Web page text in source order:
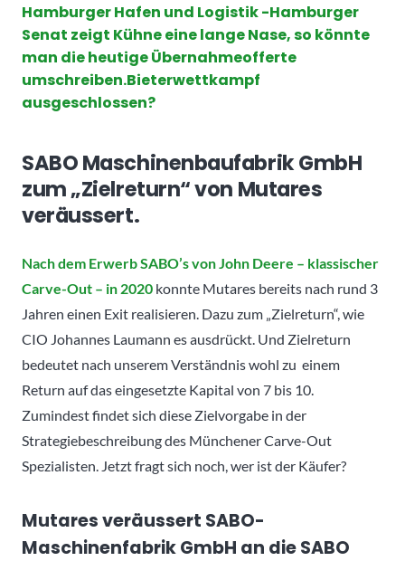
Hamburger Hafen und Logistik -Hamburger
Senat zeigt Kühne eine lange Nase, so könnte
man die heutige Übernahmeofferte
umschreiben.Bieterwettkampf
ausgeschlossen?
SABO Maschinenbaufabrik GmbH
zum „Zielreturn“ von Mutares
veräussert.
Nach dem Erwerb SABO’s von John Deere – klassischer
Carve-Out – in 2020 konnte Mutares bereits nach rund 3
Jahren einen Exit realisieren. Dazu zum „Zielreturn“, wie
CIO Johannes Laumann es ausdrückt. Und Zielreturn
bedeutet nach unserem Verständnis wohl zu einem
Return auf das eingesetzte Kapital von 7 bis 10.
Zumindest findet sich diese Zielvorgabe in der
Strategiebeschreibung des Münchener Carve-Out
Spezialisten. Jetzt fragt sich noch, wer ist der Käufer?
Mutares veräussert SABO-
Maschinenfabrik GmbH an die SABO